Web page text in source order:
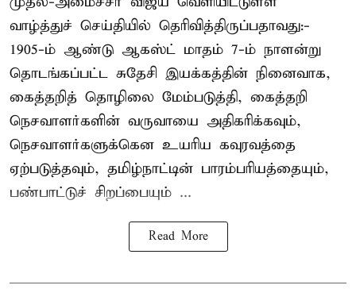
வாழ்த்துச் செய்தியில் தெரிவித்திருப்பதாவது:-
1905-ம் ஆண்டு ஆகஸ்ட் மாதம் 7-ம் நாளன்று
தொடங்கப்பட்ட சுதேசி இயக்கத்தின் நினைவாக,
கைத்தறித் தொழிலை மேம்படுத்தி, கைத்தறி
நெசவாளர்களின் வருவாயை அதிகரிக்கவும்,
நெசவாளர்களுக்கென உயரிய கவுரவத்தை
ஏற்படுத்தவும், தமிழ்நாட்டின் பாரம்பரியத்தையும்,
பண்பாட்டுச் சிறப்பையும் ...
Read More